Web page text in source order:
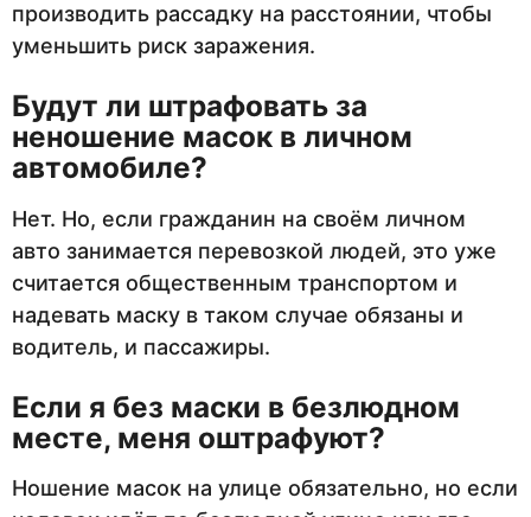
производить рассадку на расстоянии, чтобы
уменьшить риск заражения.
Будут ли штрафовать за
неношение масок в личном
автомобиле?
Нет. Но, если гражданин на своём личном
авто занимается перевозкой людей, это уже
считается общественным транспортом и
надевать маску в таком случае обязаны и
водитель, и пассажиры.
Если я без маски в безлюдном
месте, меня оштрафуют?
Ношение масок на улице обязательно, но если